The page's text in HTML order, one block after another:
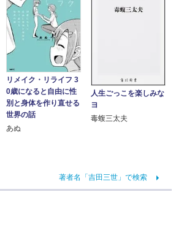
リメイク・リライフ 3
0歳になると自由に性
別と身体を作り直せる
世界の話
あぬ
人生ごっこを楽しみな
ヨ
毒蝮三太夫
著者名「吉田三世」で検索